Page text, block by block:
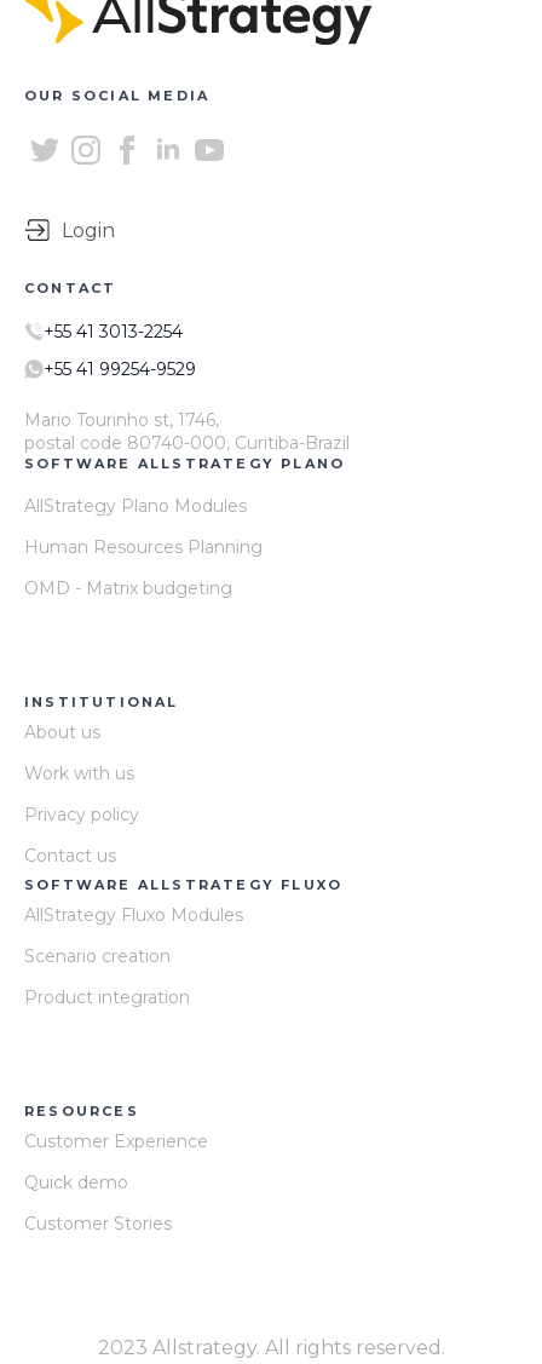
OUR SOCIAL MEDIA
Login
CONTACT
+55 41 3013-2254
+55 41 99254-9529
Mario Tourinho st, 1746,
postal code 80740-000, Curitiba-Brazil
SOFTWARE ALLSTRATEGY PLANO
AllStrategy Plano Modules
Human Resources Planning
OMD - Matrix budgeting
INSTITUTIONAL
About us
Work with us
Privacy policy
Contact us
SOFTWARE ALLSTRATEGY FLUXO
AllStrategy Fluxo Modules
Scenario creation
Product integration
RESOURCES
Customer Experience
Quick demo
Customer Stories
2023 Allstrategy. All rights reserved.